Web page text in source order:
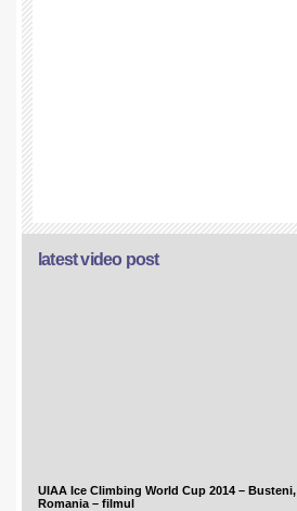
latest video post
UIAA Ice Climbing World Cup 2014 – Busteni,
Romania – filmul